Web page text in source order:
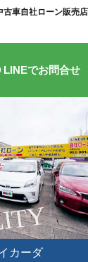
古車自社ローン販売
LINEでお問合せ
カーダ